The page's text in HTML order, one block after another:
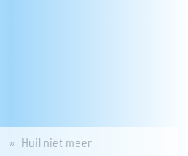
Huil niet meer